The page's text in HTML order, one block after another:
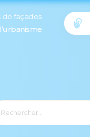
de façades